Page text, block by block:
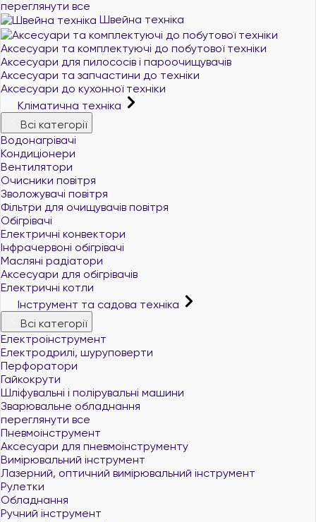
переглянути все
Швейна техніка
Аксесуари та комплектуючі до побутової техніки
Аксесуари для пилососів і пароочищувачів
Аксесуари та запчастини до техніки
Аксесуари до кухонної техніки
Кліматична техніка
Всі категорії
Водонагрівачі
Кондиціонери
Вентилятори
Очисники повітря
Зволожувачі повітря
Фільтри для очищувачів повітря
Обігрівачі
Електричні конвектори
Інфрачервоні обігрівачі
Масляні радіатори
Аксесуари для обігрівачів
Електричні котли
Інструмент та садова техніка
Всі категорії
Електроінструмент
Електродрилі, шуруповерти
Перфоратори
Гайкокрути
Шліфувальні і полірувальні машини
Зварювальне обладнання
переглянути все
Пневмоінструмент
Аксесуари для пневмоінструменту
Вимірювальний інструмент
Лазерний, оптичний вимірювальний інструмент
Рулетки
Обладнання
Ручний інструмент